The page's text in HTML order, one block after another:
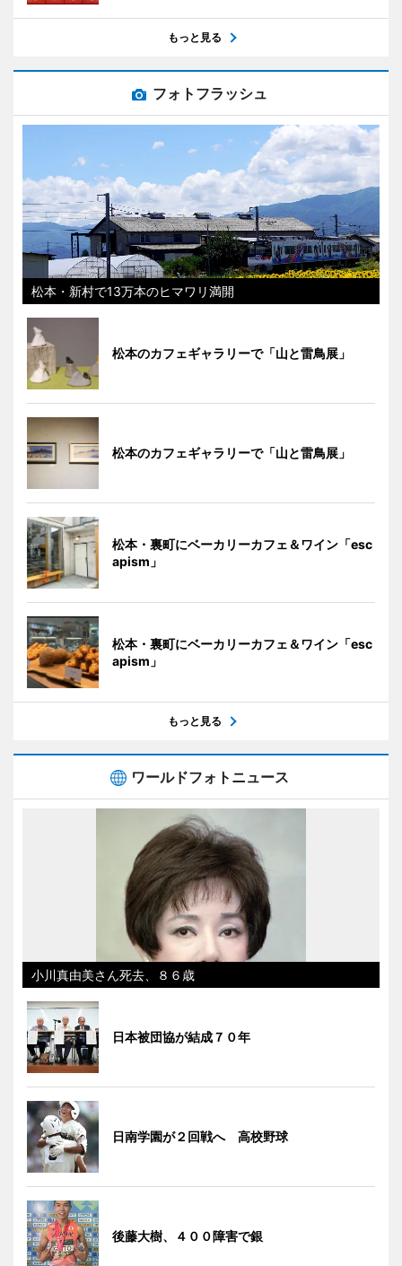
もっと見る
フォトフラッシュ
松本・新村で13万本のヒマワリ満開
松本のカフェギャラリーで「山と雷鳥展」
松本のカフェギャラリーで「山と雷鳥展」
松本・裏町にベーカリーカフェ＆ワイン「esc
apism」
松本・裏町にベーカリーカフェ＆ワイン「esc
apism」
もっと見る
ワールドフォトニュース
小川真由美さん死去、８６歳
日本被団協が結成７０年
日南学園が２回戦へ 高校野球
後藤大樹、４００障害で銀